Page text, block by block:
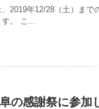
2019年12/28（土）まで
。 こ...
の感謝祭に参加